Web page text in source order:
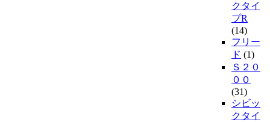
クタイ
プR
(14)
フリー
ド (1)
Ｓ２０
００
(31)
シビッ
クタイ